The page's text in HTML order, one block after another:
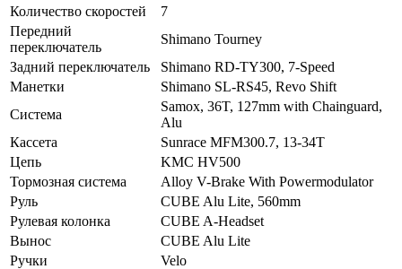
Количество скоростей
7
Передний
переключатель
Shimano Tourney
Задний переключатель
Shimano RD-TY300, 7-Speed
Манетки
Shimano SL-RS45, Revo Shift
Система
Samox, 36T, 127mm with Chainguard,
Alu
Кассета
Sunrace MFM300.7, 13-34T
Цепь
KMC HV500
Тормозная система
Alloy V-Brake With Powermodulator
Руль
CUBE Alu Lite, 560mm
Рулевая колонка
CUBE A-Headset
Вынос
CUBE Alu Lite
Ручки
Velo